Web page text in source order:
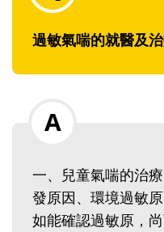
過敏氣喘的就醫及
一、兒童氣喘的治
發原因、環境過敏
如能確認過敏原，